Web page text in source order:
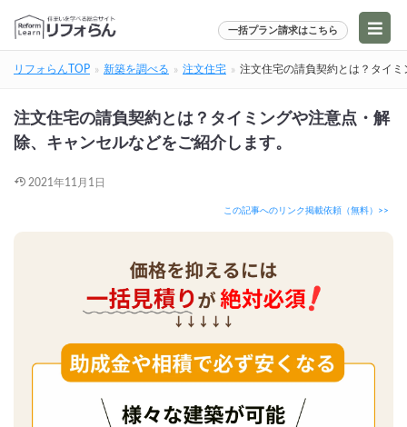
一括プラン請求はこちら
リフォらんTOP 新築を調べる 注文住宅 注文住宅の請負契約とは？タイ
注文住宅の請負契約とは？タイミングや注意点・解
除、キャンセルなどをご紹介します。
2021年11月1日
この記事へのリンク掲載依頼（無料）>>